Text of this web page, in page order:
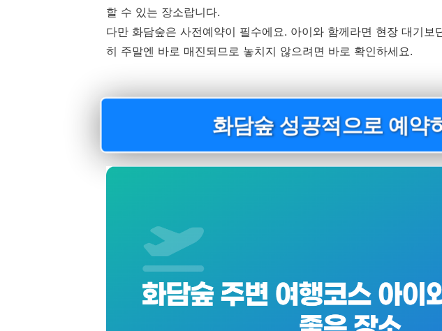
할 수 있는 장소랍니다.
다만 화담숲은 사전예약이 필수에요. 아이와 함께라면 현장 대기보
히 주말엔 바로 매진되므로 놓치지 않으려면 바로 확인하세요.
화담숲 성공적으로 예약